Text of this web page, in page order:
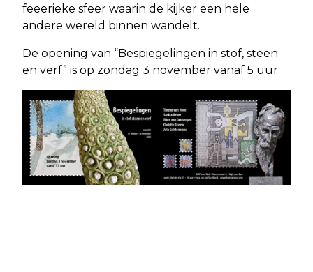
feeërieke sfeer waarin de kijker een hele
andere wereld binnen wandelt.
De opening van “Bespiegelingen in stof, steen
en verf” is op zondag 3 november vanaf 5 uur.